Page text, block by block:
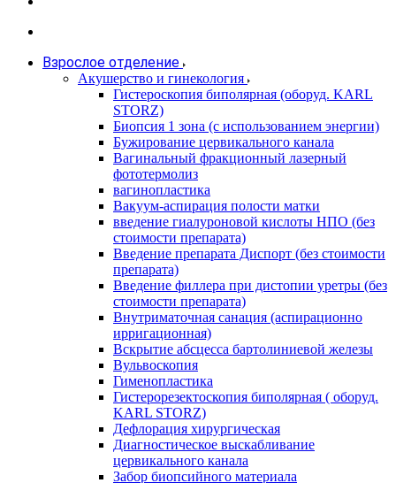
Взрослое отделение
Акушерство и гинекология
Гистероскопия биполярная (оборуд. KARL
STORZ)
Биопсия 1 зона (с использованием энергии)
Бужирование цервикального канала
Вагинальный фракционный лазерный
фототермолиз
вагинопластика
Вакуум-аспирация полости матки
введение гиалуроновой кислоты НПО (без
стоимости препарата)
Введение препарата Диспорт (без стоимости
препарата)
Введение филлера при дистопии уретры (без
стоимости препарата)
Внутриматочная санация (аспирационно
ирригационная)
Вскрытие абсцесса бартолиниевой железы
Вульвоскопия
Гименопластика
Гистерорезектоскопия биполярная ( оборуд.
KARL STORZ)
Дефлорация хирургическая
Диагностическое выскабливание
цервикального канала
Забор биопсийного материала